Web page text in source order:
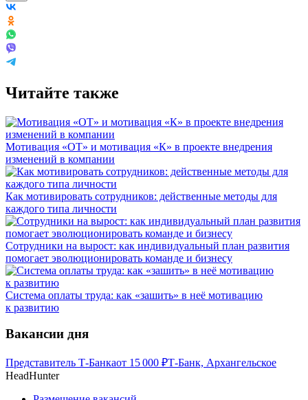
Читайте также
Мотивация «ОТ» и мотивация «К» в проекте внедрения
изменений в компании
Как мотивировать сотрудников: действенные методы для
каждого типа личности
Сотрудники на вырост: как индивидуальный план развития
помогает эволюционировать команде и бизнесу
Система оплаты труда: как «зашить» в неё мотивацию
к развитию
Вакансии дня
Представитель Т-Банкаот 15 000 ₽Т-Банк, Архангельское
HeadHunter